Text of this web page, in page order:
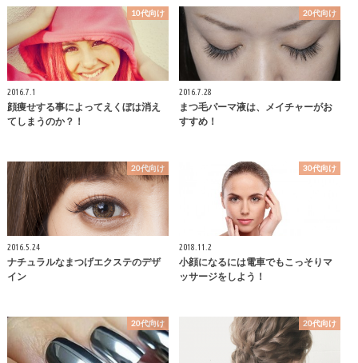
10代向け
2016.7.1
顔痩せする事によってえくぼは消え
てしまうのか？！
20代向け
2016.7.28
まつ毛パーマ液は、メイチャーがお
すすめ！
20代向け
2016.5.24
ナチュラルなまつげエクステのデザ
イン
30代向け
2018.11.2
小顔になるには電車でもこっそりマ
ッサージをしよう！
20代向け 20代向け